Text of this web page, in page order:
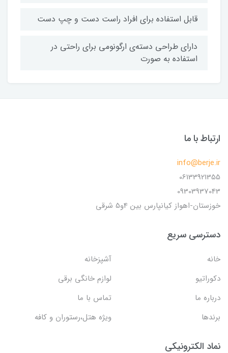
قابل استفاده برای افراد راست دست و چپ دست
دارای طراحی دسته‌ی ارگونومی برای راحتی در
استفاده به صورت
ارتباط با ما
info@berje.ir
06133921355
09303937043
خوزستان-اهواز کیانپارس بین 4و5 شرقی
دسترسی سریع
خانه
آشپزخانه
دکوراتیو
لوازم خانگی برقی
درباره ما
تماس با ما
برندها
ویژه هتل،رستوران و کافه
نماد الکترونیکی